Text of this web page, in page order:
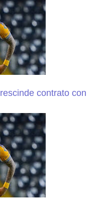
contrato con